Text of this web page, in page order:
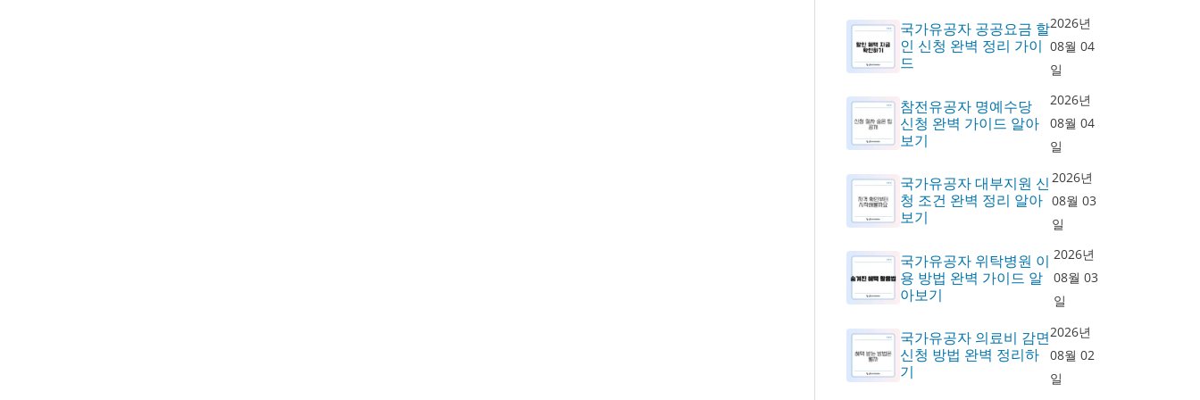
국가유공자 공공요금 할
인 신청 완벽 정리 가이
드
2026년
08월 04
일
참전유공자 명예수당
신청 완벽 가이드 알아
보기
2026년
08월 04
일
국가유공자 대부지원 신
청 조건 완벽 정리 알아
보기
2026년
08월 03
일
국가유공자 위탁병원 이
용 방법 완벽 가이드 알
아보기
2026년
08월 03
일
국가유공자 의료비 감면
신청 방법 완벽 정리하
기
2026년
08월 02
일